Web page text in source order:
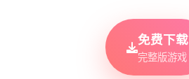
免费下载
完整版游戏